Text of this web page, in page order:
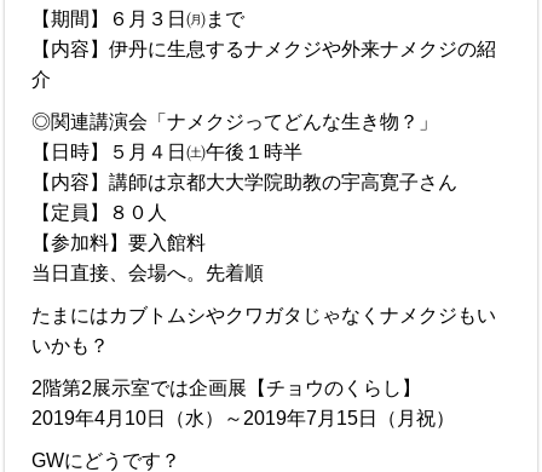
【期間】６月３日㈪まで
【内容】伊丹に生息するナメクジや外来ナメクジの紹
介
◎関連講演会「ナメクジってどんな生き物？」
【日時】５月４日㈯午後１時半
【内容】講師は京都大大学院助教の宇高寛子さん
【定員】８０人
【参加料】要入館料
当日直接、会場へ。先着順
たまにはカブトムシやクワガタじゃなくナメクジもい
いかも？
2階第2展示室では企画展【チョウのくらし】
2019年4月10日（水）～2019年7月15日（月祝）
GWにどうです？